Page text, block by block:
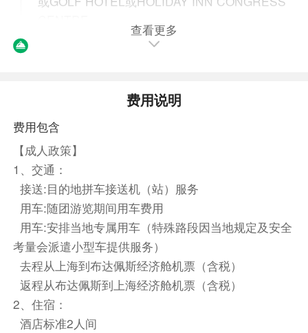
酒店 或 圣乔治酒店 或 彩虹工厂SPA酒店
第4天
餐饮
早餐：自理
中餐：自理
住宿
杜鸥酒店 或 布拉格嘹亮国会酒店 或 布拉格城市NH
酒店 或 布拉格全景酒店 或 彩虹工厂SPA酒店
第5天
酒店内
查看更多
费用说明
费用包含
【成人政策】
1、交通：
接送:目的地拼车接送机（站）服务
用车:随团游览期间用车费用
用车:安排当地专属用车（特殊路段因当地规定及安全
考量会派遣小型车提供服务）
去程从上海到布达佩斯经济舱机票（含税）
返程从布达佩斯到上海经济舱机票（含税）
2、住宿：
酒店标准2人间